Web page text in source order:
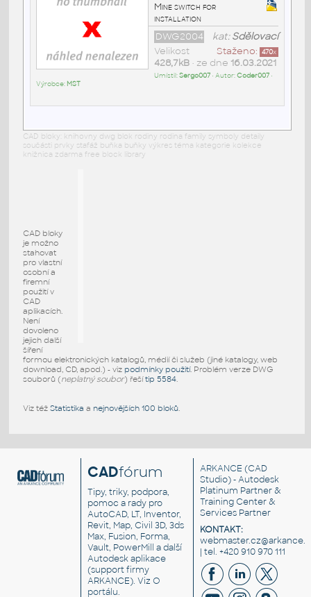
Mine switch for
installation
kat:Sdělovací
DWG2004
Staženo: 470x
Velikost
428,7kB• ze dne 16.03.2021
Umístil:Sergo007• Autor:Coder007•
Výrobce: MST
CAD bloky: knihovny dwg blok rodiny rodina family symboly detaily
součásti prvky stafáž buňka buňky výkres téma kategorie kolekce
knižnica zdarma free block library
CAD bloky
je možno
stahovat
pro vlastní
osobní a
firemní
použití v
CAD
aplikacích.
Není
dovoleno
jejich další
šíření
formou elektronických katalogů, médií či služeb (jiné katalogy, web
download, CD, apod.) - viz podmínky použití. Problém verze DWG
souborů (neplatný soubor) řešítip 5584.
Viz též Statistika a nejnovějších 100 bloků.
CADfórum
Tipy, triky, podpora,
pomoc a rady pro
AutoCAD, LT, Inventor,
Revit, Map, Civil 3D, 3ds
Max, Fusion, Forma,
Vault, PowerMill a další
Autodesk aplikace
(support firmy
ARKANCE). VizO
portálu.
ARKANCE (CAD
Studio) - Autodesk
Platinum Partner &
Training Center &
Services Partner
KONTAKT:
| tel. +420 910 970 111